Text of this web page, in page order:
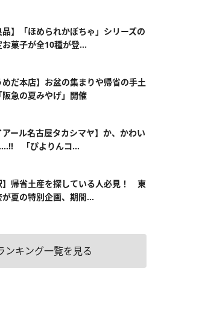
品】「ほめられかぼちゃ」シリーズの
菓子が全10種が登...
めだ本店】お盆の集まりや帰省の手土
阪急の夏みやげ」開催
アール名古屋タカシマヤ】か、かわい
「ぴよりんコ...
】帰省土産を探している人必見！ 東
夏の特別企画、期間...
ンキング一覧を見る